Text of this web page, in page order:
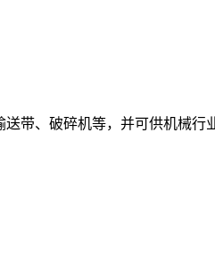
送带、破碎机等，并可供机械行